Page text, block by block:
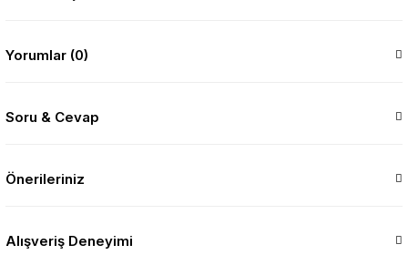
Yorumlar (0)
Soru & Cevap
Önerileriniz
Alışveriş Deneyimi